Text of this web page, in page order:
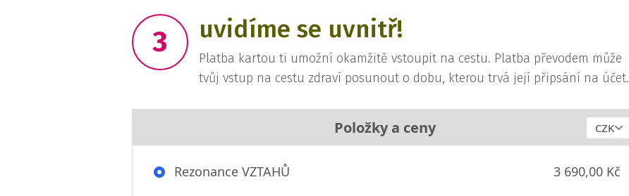
3 uvidíme se uvnitř!
Platba kartou ti umožní okamžitě vstoupit na cestu. Platba převodem může
tvůj vstup na cestu zdraví posunout o dobu, kterou trvá její připsání na účet.
Položky a ceny
Rezonance VZTAHŮ 3 690,00 Kč